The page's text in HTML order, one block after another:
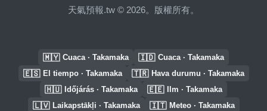
天氣預報.tw © 2026。版權所有。
🇲🇾 Cuaca · Takamaka 🇮🇩 Cuaca · Takamaka
🇪🇸 El tiempo · Takamaka 🇹🇷 Hava durumu · Takamaka
🇭🇺 Időjárás · Takamaka 🇪🇪 Ilm · Takamaka
🇱🇻 Laikapstākļi · Takamaka 🇮🇹 Meteo · Takamaka